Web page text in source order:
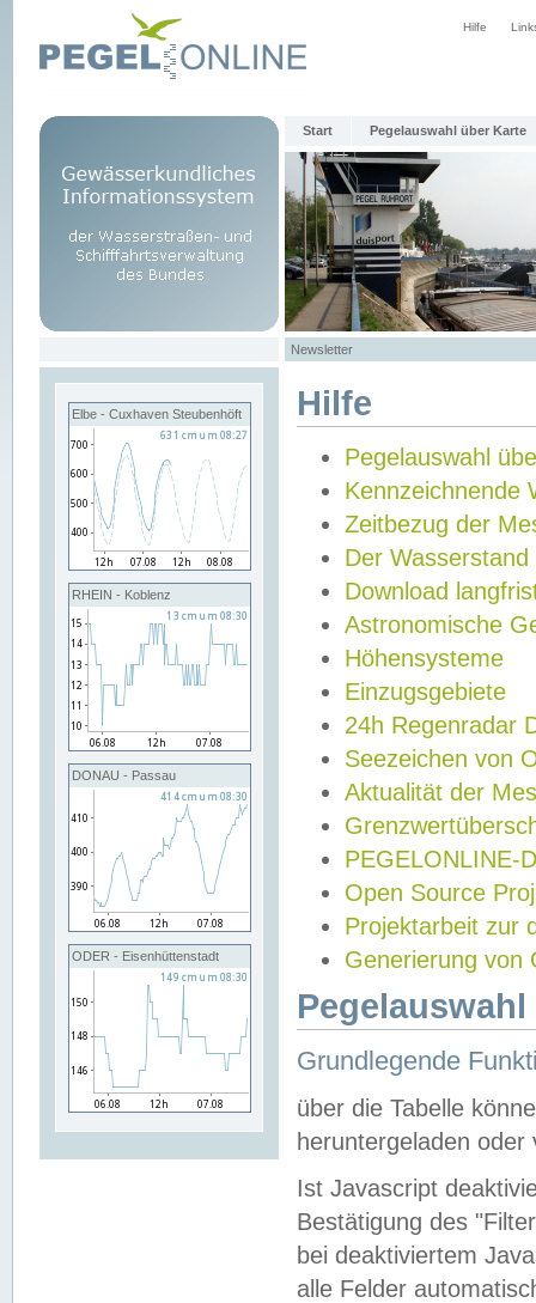
Hilfe
Start Pegelauswahl über Karte
Newsletter
Elbe - Cuxhaven Steubenhöft
RHEIN - Koblenz
DONAU - Passau
ODER - Eisenhüttenstadt
Hilfe
Pegelauswahl
Kennzeichnende
Zeitbezug der
Der Wasserstand
Download
Astronomische
Höhensysteme
Einzugsgebiete
24h Regenradar
Seezeichen von
Aktualität der
PEGELONLINE-
Open Source
Projektarbeit zur
Generierung von
Grundlegende
über die Tabelle
heruntergeladen oder
Ist Javascript
Bestätigung des
bei deaktiviertem
alle Felder